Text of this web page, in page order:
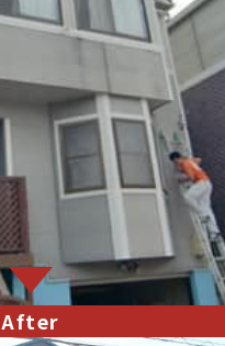
After